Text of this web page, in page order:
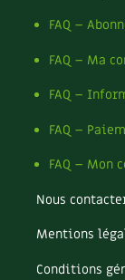
FAQ –
FAQ – Ma
FAQ –
FAQ –
FAQ – Mon
Nous
Mentions
Conditions